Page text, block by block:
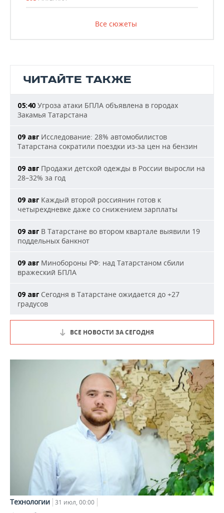
Все сюжеты
ЧИТАЙТЕ ТАКЖЕ
05:40 Угроза атаки БПЛА объявлена в городах
Закамья Татарстана
09 авг Исследование: 28% автомобилистов
Татарстана сократили поездки из-за цен на бензин
09 авг Продажи детской одежды в России выросли на
28–32% за год
09 авг Каждый второй россиянин готов к
четырехдневке даже со снижением зарплаты
09 авг В Татарстане во втором квартале выявили 19
поддельных банкнот
09 авг Минобороны РФ: над Татарстаном сбили
вражеский БПЛА
09 авг Сегодня в Татарстане ожидается до +27
градусов
ВСЕ НОВОСТИ ЗА СЕГОДНЯ
Технологии 31 июл, 00:00